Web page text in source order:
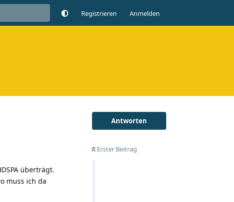
Registrieren Anmelden
Antworten
Erster Beitrag
überträgt.
muss ich da